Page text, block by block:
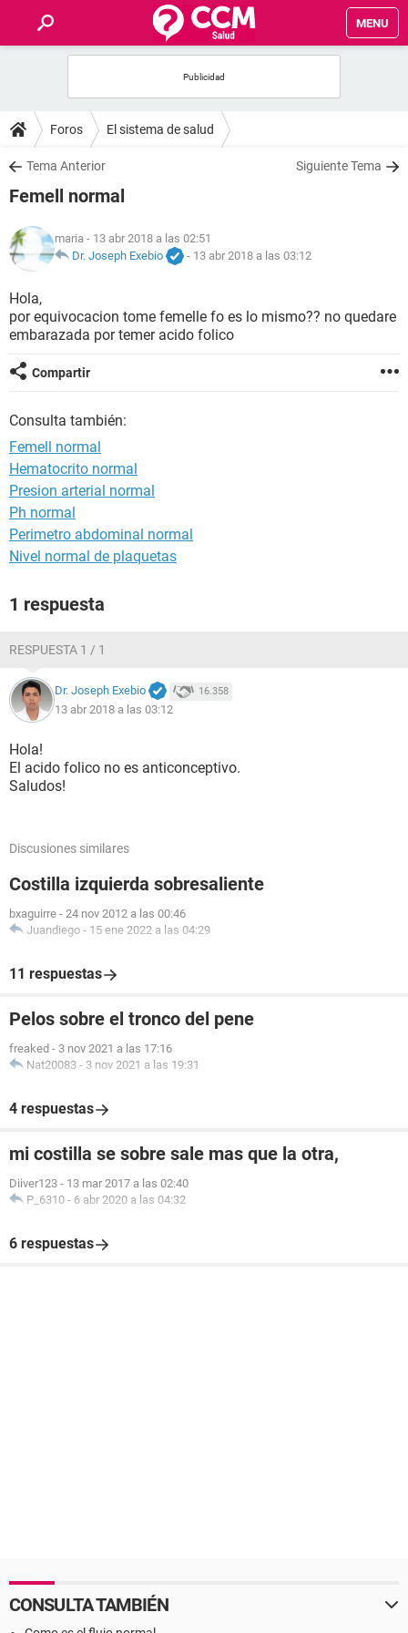
MENU
FOROS
SALUD
NUTRICIÓN
BIENESTAR
Foros El sistema de salud
Tema Anterior Siguiente Tema
Femell normal
maria - 13 abr 2018 a las 02:51
Dr. Joseph Exebio
- 13 abr 2018 a las 03:12
Hola,
por equivocacion tome femelle fo es lo mismo?? no quedare
embarazada por temer acido folico
Compartir
Consulta también:
Femell normal
Hematocrito normal
Presion arterial normal
Ph normal
Perimetro abdominal normal
Nivel normal de plaquetas
1 respuesta
RESPUESTA 1 / 1
Dr. Joseph Exebio 16.358
13 abr 2018 a las 03:12
Hola!
El acido folico no es anticonceptivo.
Saludos!
Discusiones similares
Costilla izquierda sobresaliente
bxaguirre - 24 nov 2012 a las 00:46
Juandiego - 15 ene 2022 a las 04:29
11 respuestas
Pelos sobre el tronco del pene
freaked - 3 nov 2021 a las 17:16
Nat20083 - 3 nov 2021 a las 19:31
4 respuestas
mi costilla se sobre sale mas que la otra,
Diiver123 - 13 mar 2017 a las 02:40
P_6310 - 6 abr 2020 a las 04:32
6 respuestas
CONSULTA TAMBIÉN